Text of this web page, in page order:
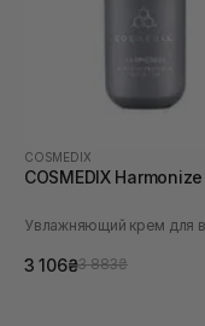
COSMEDIX
COSMEDIX
3 106₴3 883₴